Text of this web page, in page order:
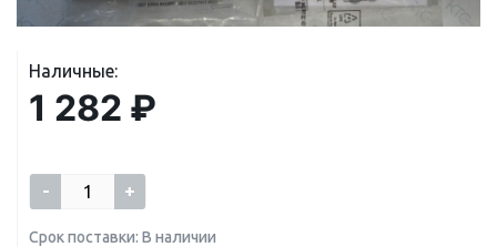
Наличные:
1 282 ₽
- +
Срок поставки: В наличии